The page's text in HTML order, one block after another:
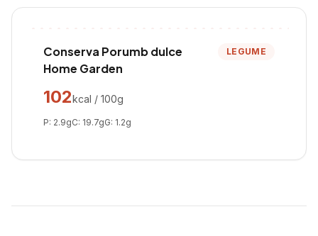
Conserva Porumb dulce
Home Garden
LEGUME
102kcal / 100g
P: 2.9gC: 19.7gG: 1.2g